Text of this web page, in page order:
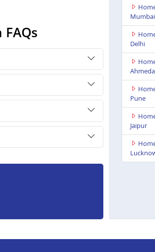
Mumbai
Delhi
Pune
Jaipur